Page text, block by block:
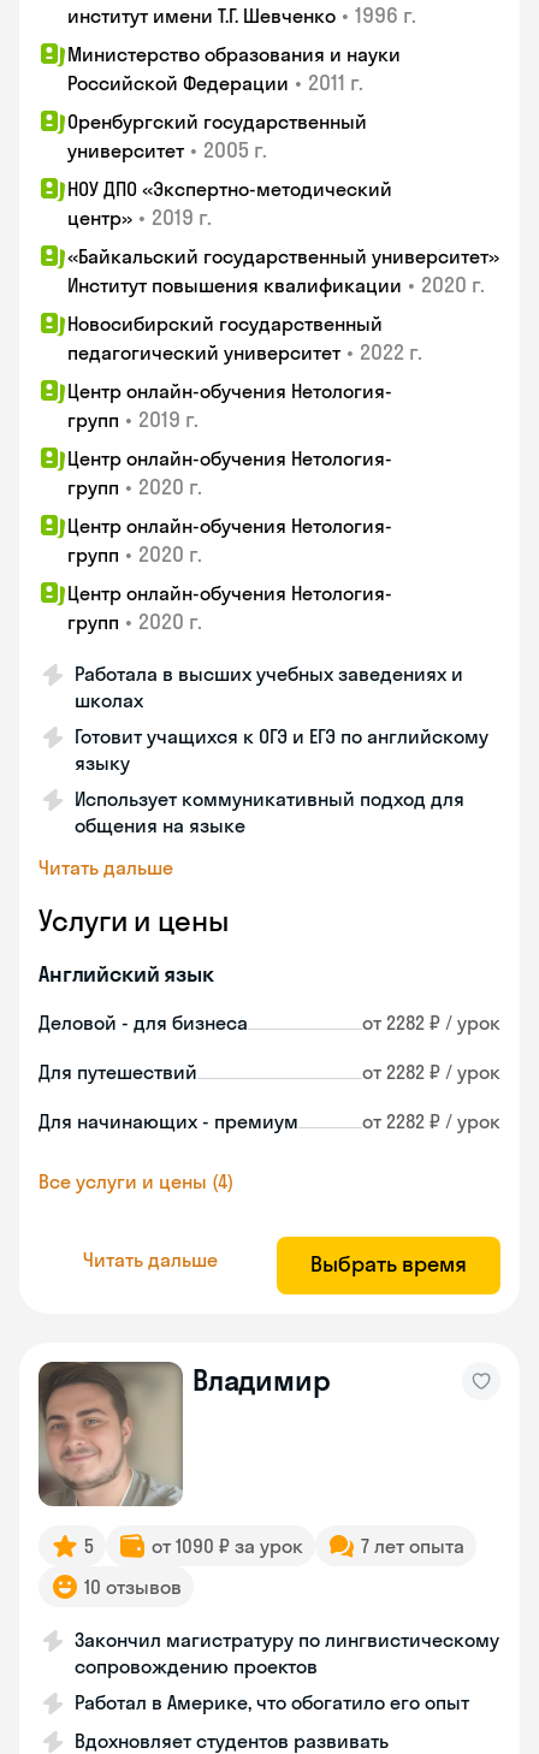
институт имени Т.Г. Шевченко • 1996 г.
Министерство образования и науки
Российской Федерации • 2011 г.
Оренбургский государственный
университет • 2005 г.
НОУ ДПО «Экспертно-методический
центр» • 2019 г.
«Байкальский государственный университет»
Институт повышения квалификации • 2020 г.
Новосибирский государственный
педагогический университет • 2022 г.
Центр онлайн-обучения Нетология-
групп • 2019 г.
Центр онлайн-обучения Нетология-
групп • 2020 г.
Центр онлайн-обучения Нетология-
групп • 2020 г.
Центр онлайн-обучения Нетология-
групп • 2020 г.
Работала в высших учебных заведениях и
школах
Готовит учащихся к ОГЭ и ЕГЭ по английскому
языку
Использует коммуникативный подход для
общения на языке
Читать дальше
Услуги и цены
Английский язык
Деловой - для бизнеса от 2282 ₽ / урок
Для путешествий от 2282 ₽ / урок
Для начинающих - премиум от 2282 ₽ / урок
Все услуги и цены (4)
Читать дальше Выбрать время
Владимир
5 от 1090 ₽ за урок
7 лет опыта
10 отзывов
Закончил магистратуру по лингвистическому
сопровождению проектов
Работал в Америке, что обогатило его опыт
Вдохновляет студентов развивать